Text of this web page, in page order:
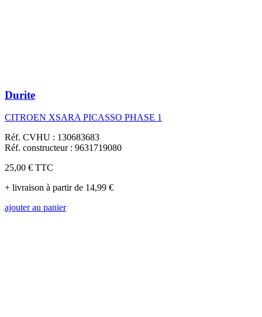
Durite
CITROEN XSARA PICASSO PHASE 1
Réf. CVHU : 130683683
Réf. constructeur : 9631719080
25,00 € TTC
+ livraison à partir de 14,99 €
ajouter au panier